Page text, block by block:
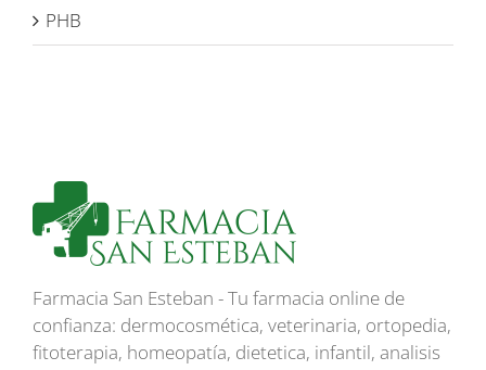
PHB
Farmacia San Esteban - Tu farmacia online de
confianza: dermocosmética, veterinaria, ortopedia,
fitoterapia, homeopatía, dietetica, infantil, analisis